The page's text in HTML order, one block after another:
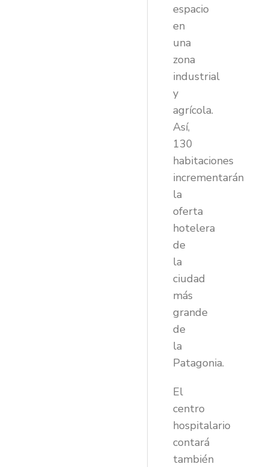
espacio
en
una
zona
industrial
y
agrícola.
Así,
130
habitaciones
incrementarán
la
oferta
hotelera
de
la
ciudad
más
grande
de
la
Patagonia.
El
centro
hospitalario
contará
también